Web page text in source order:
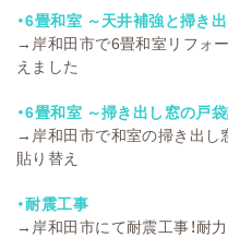
・6畳和室 ～天井補強と掃き
→ 岸和田市で6畳和室リフォ
えました
・6畳和室 ～掃き出し窓の戸
→ 岸和田市で和室の掃き出し
貼り替え
・耐震工事
→ 岸和田市にて耐震工事！耐